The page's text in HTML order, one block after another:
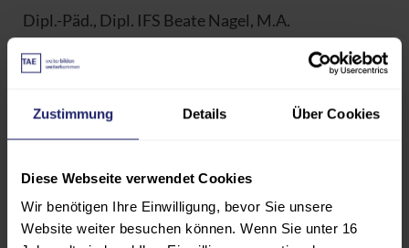
Zustimmung Details Über Cookies
Diese Webseite verwendet Cookies
Wir benötigen Ihre Einwilligung, bevor Sie unsere
Website weiter besuchen können. Wenn Sie unter 16
Dipl.-Päd., Dipl. IFS Beate Nagel, M.A.
Studiengangskoordination
Telefon: +49 711 3400848
Back to 24th ITC